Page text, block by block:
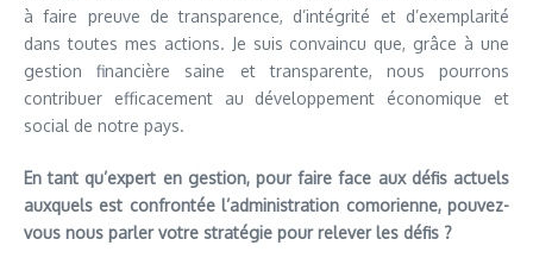
à faire preuve de transparence, d’intégrité et d’exemplarité
dans toutes mes actions. Je suis convaincu que, grâce à une
gestion financière saine et transparente, nous pourrons
contribuer efficacement au développement économique et
social de notre pays.
En tant qu’expert en gestion, pour faire face aux défis actuels
auxquels est confrontée l’administration comorienne, pouvez-
vous nous parler votre stratégie pour relever les défis ?